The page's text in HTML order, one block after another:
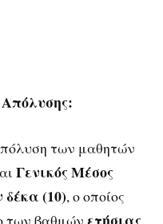
των μαθητών
Γενικός Μέσος
(10), ο οποίος
των βαθμών